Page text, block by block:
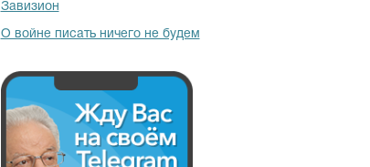
Завизион
О войне писать ничего не будем